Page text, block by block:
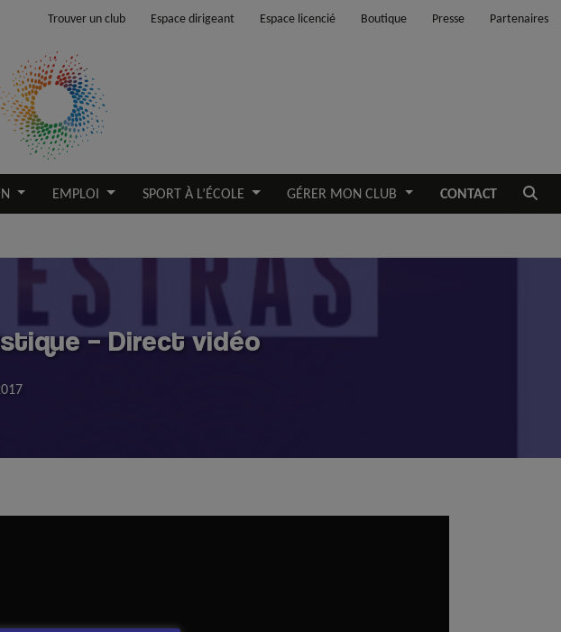
Trouver un club Espace dirigeant Espace licencié Boutique Presse Partenaires
EMPLOI SPORT À L’ÉCOLE GÉRER MON CLUB CONTACT
– Direct vidéo